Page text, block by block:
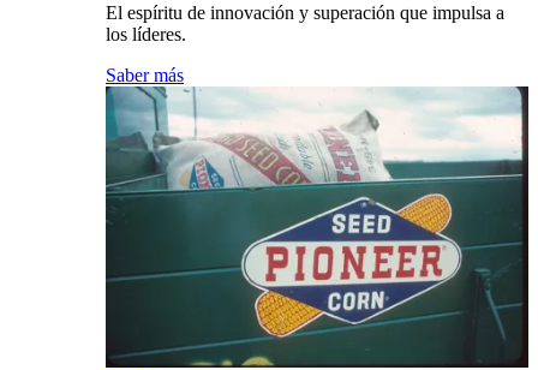
El espíritu de innovación y superación que impulsa a
los líderes.
Saber más